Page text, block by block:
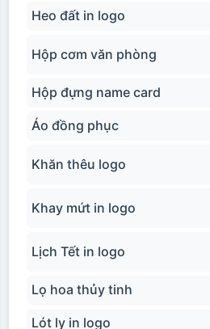
Heo đất in logo
Hộp cơm văn phòng
Hộp đựng name card
Áo đồng phục
Khăn thêu logo
Khay mứt in logo
Lịch Tết in logo
Lọ hoa thủy tinh
Lót ly in logo